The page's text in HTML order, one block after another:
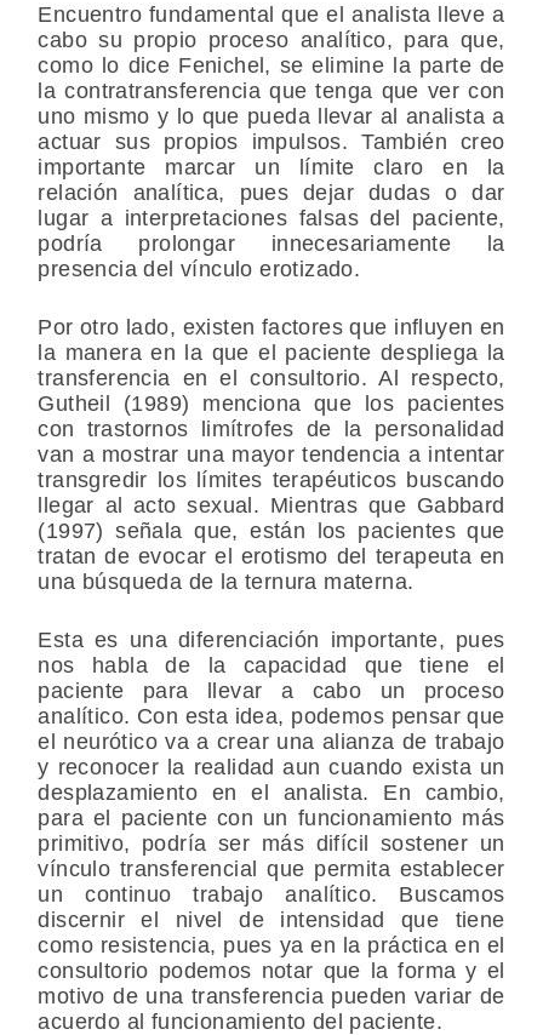
Encuentro fundamental que el analista lleve a
cabo su propio proceso analítico, para que,
como lo dice Fenichel, se elimine la parte de
la contratransferencia que tenga que ver con
uno mismo y lo que pueda llevar al analista a
actuar sus propios impulsos. También creo
importante marcar un límite claro en la
relación analítica, pues dejar dudas o dar
lugar a interpretaciones falsas del paciente,
podría prolongar innecesariamente la
presencia del vínculo erotizado.
Por otro lado, existen factores que influyen en
la manera en la que el paciente despliega la
transferencia en el consultorio. Al respecto,
Gutheil (1989) menciona que los pacientes
con trastornos limítrofes de la personalidad
van a mostrar una mayor tendencia a intentar
transgredir los límites terapéuticos buscando
llegar al acto sexual. Mientras que Gabbard
(1997) señala que, están los pacientes que
tratan de evocar el erotismo del terapeuta en
una búsqueda de la ternura materna.
Esta es una diferenciación importante, pues
nos habla de la capacidad que tiene el
paciente para llevar a cabo un proceso
analítico. Con esta idea, podemos pensar que
el neurótico va a crear una alianza de trabajo
y reconocer la realidad aun cuando exista un
desplazamiento en el analista. En cambio,
para el paciente con un funcionamiento más
primitivo, podría ser más difícil sostener un
vínculo transferencial que permita establecer
un continuo trabajo analítico. Buscamos
discernir el nivel de intensidad que tiene
como resistencia, pues ya en la práctica en el
consultorio podemos notar que la forma y el
motivo de una transferencia pueden variar de
acuerdo al funcionamiento del paciente.